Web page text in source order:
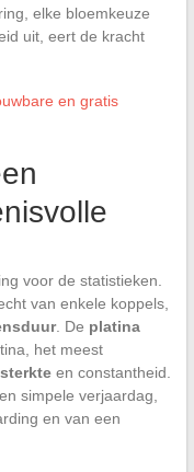
elke bloemkeuze
uit, eert de kracht
en gratis
voor de statistieken.
van enkele koppels,
. De platina
het meest
sterkteen constantheid.
simpele verjaardag,
en van een